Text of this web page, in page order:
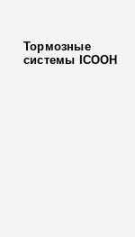
Тормозные
системы ICOOH